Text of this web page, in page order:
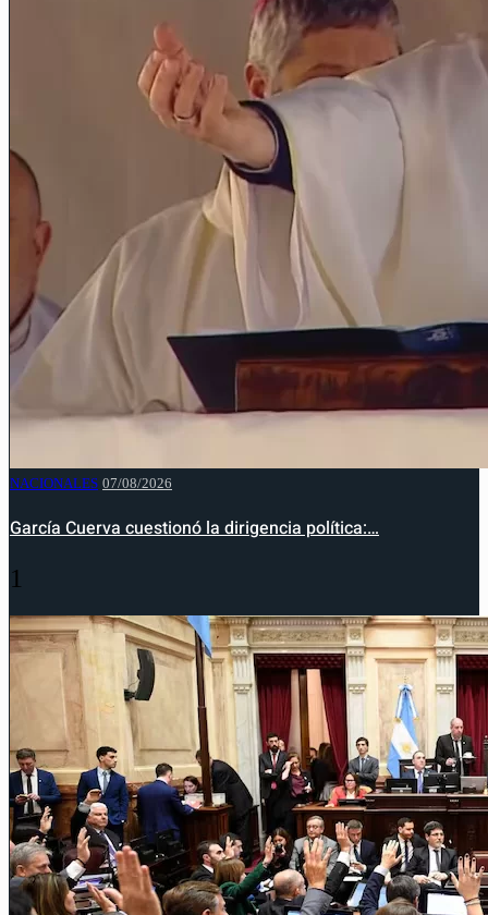
NACIONALES 07/08/2026
García Cuerva cuestionó la dirigencia política:…
1